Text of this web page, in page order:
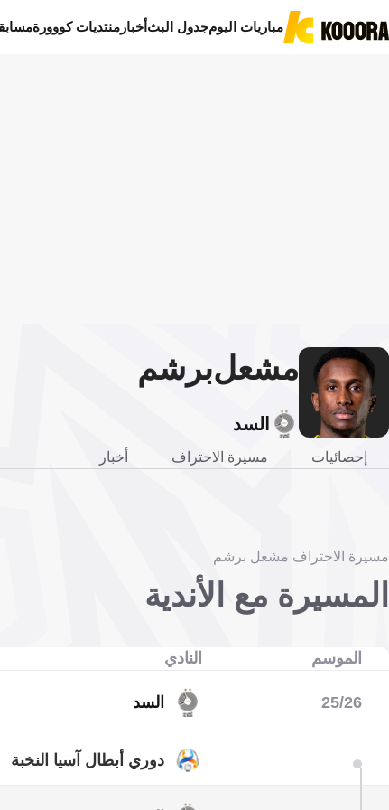
مباريات اليومجدول البثأخبار منتديات كووورة
مشعلبرشم
السد
إحصائيات مسيرة الاحتراف أخبار
مسيرة الاحتراف مشعل برشم
المسيرة مع الأندية
الموسم النادي
25/26 السد
دوري أبطال آسيا النخبة